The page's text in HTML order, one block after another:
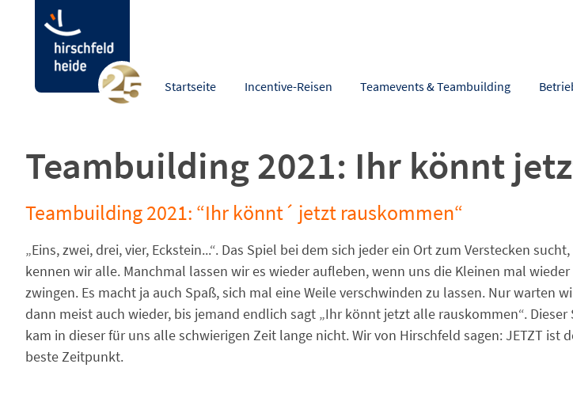
Startseite Incentive-Reisen Teamevents & Teambuilding
Teambuilding 2021: Ihr könnt
Teambuilding 2021: “Ihr könnt´ jetzt rauskommen“
„Eins, zwei, drei, vier, Eckstein...“. Das Spiel bei dem sich jeder ein Ort zum Verstecken sucht,
kennen wir alle. Manchmal lassen wir es wieder aufleben, wenn uns die Kleinen mal wieder
zwingen. Es macht ja auch Spaß, sich mal eine Weile verschwinden zu lassen. Nur warten
dann meist auch wieder, bis jemand endlich sagt „Ihr könnt jetzt alle rauskommen“. Dieser
kam in dieser für uns alle schwierigen Zeit lange nicht. Wir von Hirschfeld sagen: JETZT ist
beste Zeitpunkt.